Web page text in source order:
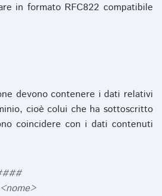
in formato RFC822 compatibile
devono contenere i dati relativi
cioè colui che ha sottoscritto
coincidere con i dati contenuti